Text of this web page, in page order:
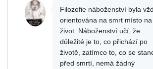
Filozofie náboženství byla
orientována na smrt místo na
život. Náboženství učí, že
důležité je to, co přichází po
životě, zatímco to, co se
před smrtí, nemá žádný